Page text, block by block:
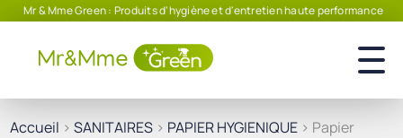
Mr & Mme Green : Produits d'hygiène et d'entretien haute performance
Accueil > SANITAIRES > PAPIER HYGIENIQUE > Papier